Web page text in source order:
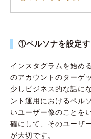
①ペルソナを設定す
インスタグラムを始め
のアカウントのターゲ
少しビジネス的な話に
ント運用におけるペル
いユーザー像のことを
確にして、そのユーザ
が大切です。